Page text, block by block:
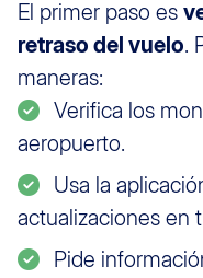
El primer paso es
retraso del vuelo.
maneras:
Verifica los
aeropuerto.
Usa la
actualizaciones en
Pide